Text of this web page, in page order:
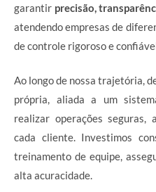
garantir precisão,
atendendo empresas de
de controle rigoroso e
Ao longo de nossa trajetória,
própria, aliada a um
realizar operações seguras,
cada cliente. Investimos
treinamento de equipe,
alta acuracidade.